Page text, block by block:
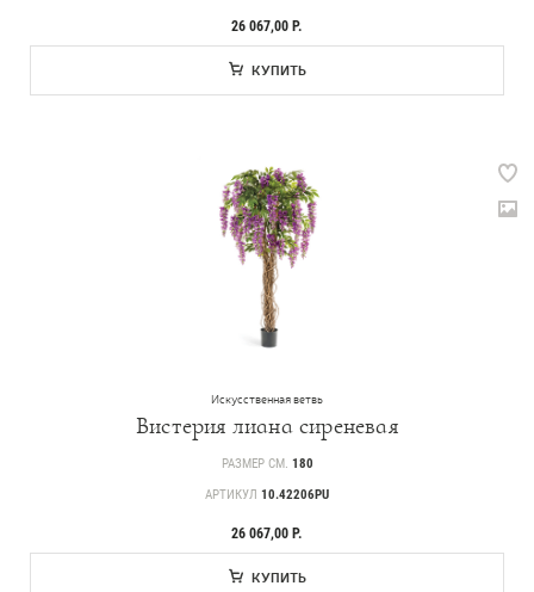
26 067,00 Р.
КУПИТЬ
Искусственная ветвь
Вистерия лиана сиреневая
РАЗМЕР СМ. 180
АРТИКУЛ 10.42206PU
26 067,00 Р.
КУПИТЬ
Идеи